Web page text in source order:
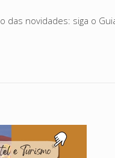
das novidades: siga o